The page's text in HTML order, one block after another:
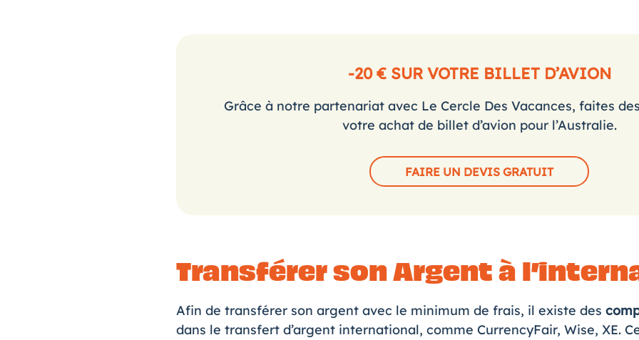
-20 € SUR VOTRE BILLET D’AVION
Grâce à notre partenariat avec Le Cercle Des Vacances, faites
votre achat de billet d’avion pour l’Australie.
FAIRE UN DEVIS GRATUIT
Transférer son Argent à
Afin de transférer son argent avec le minimum de frais, il existe des
dans le transfert d’argent international, comme CurrencyFair, Wise, XE.